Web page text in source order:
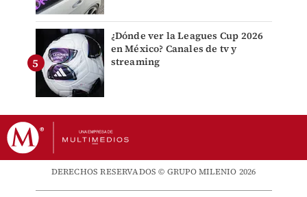
¿Dónde ver la Leagues Cup 2026
en México? Canales de tv y
streaming
DERECHOS RESERVADOS © GRUPO MILENIO 2026